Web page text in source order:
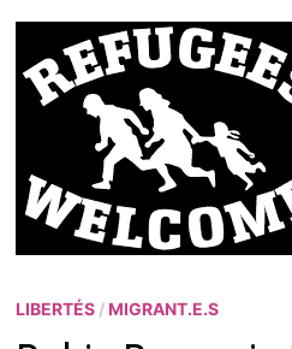
LIBERTÉS/ MIGRANT.E.S